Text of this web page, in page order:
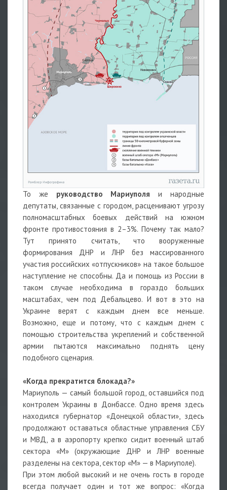
То же руководство Мариуполя и народные
депутаты, связанные с городом, расценивают угрозу
полномасштабных боевых действий на южном
фронте противостояния в 2–3%. Почему так мало?
Тут принято считать, что вооруженные
формирования ДНР и ЛНР без массированного
участия российских «отпускников» на такое большое
наступление не способны. Да и помощь из России в
таком случае необходима в гораздо больших
масштабах, чем под Дебальцево. И вот в это на
Украине верят с каждым днем все меньше.
Возможно, еще и потому, что с каждым днем с
помощью строительства укреплений и собственной
армии пытаются максимально поднять цену
подобного сценария.
«Когда прекратится блокада?»
Мариуполь — самый большой город, оставшийся под
контролем Украины в Донбассе. Одно время здесь
находился губернатор «Донецкой области», здесь
продолжают оставаться областные управления СБУ
и МВД, а в аэропорту крепко сидит военный штаб
сектора «М» (окружающие ДНР и ЛНР военные
разделены на сектора, сектор «М» — в Мариуполе).
При этом любой высокий и не очень гость в городе
всегда получает один и тот же вопрос: «Когда